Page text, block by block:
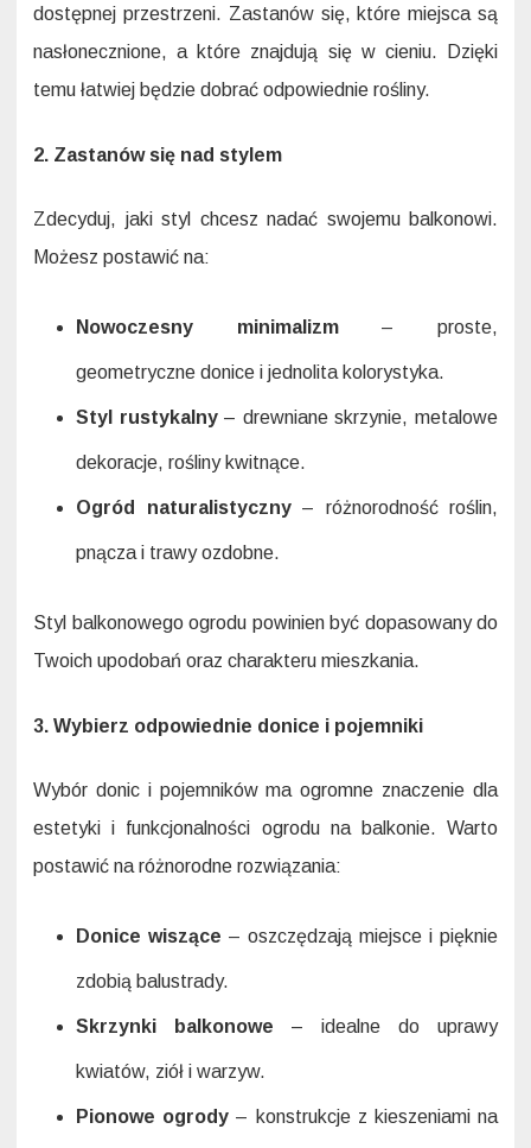
dostępnej przestrzeni. Zastanów się, które miejsca są
nasłonecznione, a które znajdują się w cieniu. Dzięki
temu łatwiej będzie dobrać odpowiednie rośliny.
2. Zastanów się nad stylem
Zdecyduj, jaki styl chcesz nadać swojemu balkonowi.
Możesz postawić na:
Nowoczesny minimalizm– proste,
geometryczne donice i jednolita kolorystyka.
Styl rustykalny– drewniane skrzynie, metalowe
dekoracje, rośliny kwitnące.
Ogród naturalistyczny– różnorodność roślin,
pnącza i trawy ozdobne.
Styl balkonowego ogrodu powinien być dopasowany do
Twoich upodobań oraz charakteru mieszkania.
3. Wybierz odpowiednie donice i pojemniki
Wybór donic i pojemników ma ogromne znaczenie dla
estetyki i funkcjonalności ogrodu na balkonie. Warto
postawić na różnorodne rozwiązania:
Donice wiszące – oszczędzają miejsce i pięknie
zdobią balustrady.
Skrzynki balkonowe – idealne do uprawy
kwiatów, ziół i warzyw.
Pionowe ogrody – konstrukcje z kieszeniami na